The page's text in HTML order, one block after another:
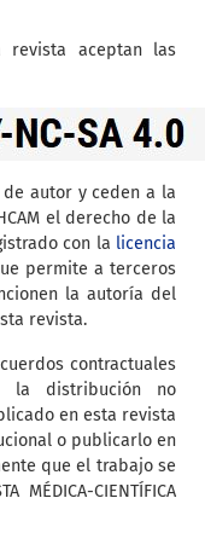
revista aceptan las
de autor y ceden a la
HCAM el derecho de la
con la licencia
permite a terceros
la autoría del
revista.
contractuales
la distribución no
en esta revista
o publicarlo en
que el trabajo se
CIENTÍFICA